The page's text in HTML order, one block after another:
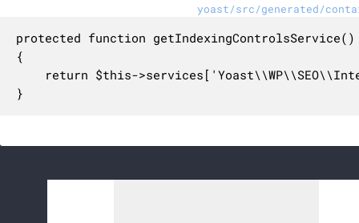
yoast/src/generated/
protected function getIndexingControlsService()
{
return $this-
}